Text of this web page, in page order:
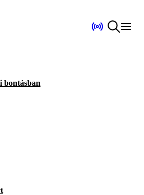
bontásban